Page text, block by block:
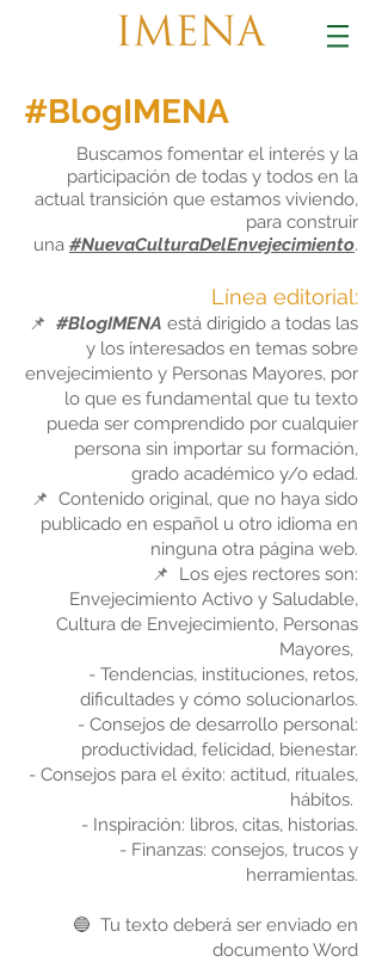
#BlogIMENA
Buscamos fomentar el interés y la
participación de todas y todos en la
actual transición que estamos viviendo,
para construir
una #NuevaCulturaDelEnvejecimiento.
Línea editorial:
📌 #BlogIMENA está dirigido a todas las
y los interesados en temas sobre
envejecimiento y Personas Mayores, por
lo que es fundamental que tu texto
pueda ser comprendido por cualquier
persona sin importar su formación,
grado académico y/o edad.
📌 Contenido original, que no haya sido
publicado en español u otro idioma en
ninguna otra página web.
📌 Los ejes rectores son:
Envejecimiento Activo y Saludable,
Cultura de Envejecimiento, Personas
Mayores,
- Tendencias, instituciones, retos,
dificultades y cómo solucionarlos.
- Consejos de desarrollo personal:
productividad, felicidad, bienestar.
- Consejos para el éxito: actitud, rituales,
hábitos.
- Inspiración: libros, citas, historias.
- Finanzas: consejos, trucos y
herramientas.
🔵 Tu texto deberá ser enviado en
documento Word